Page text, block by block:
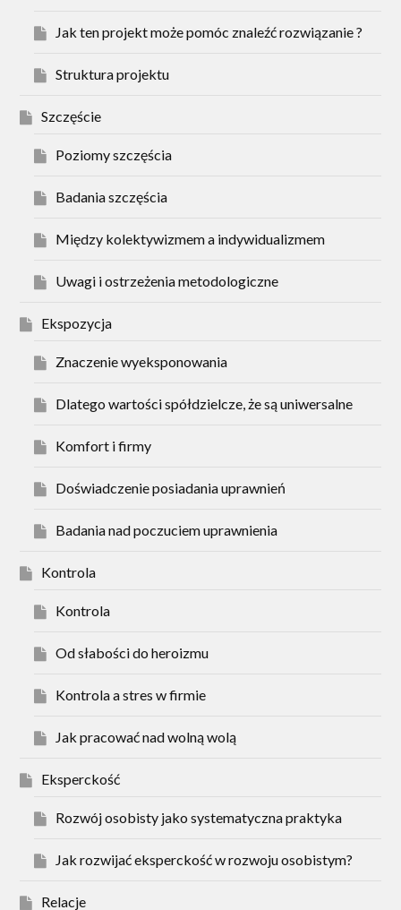
Jak ten projekt może pomóc znaleźć rozwiązanie ?
Struktura projektu
Szczęście
Poziomy szczęścia
Badania szczęścia
Między kolektywizmem a indywidualizmem
Uwagi i ostrzeżenia metodologiczne
Ekspozycja
Znaczenie wyeksponowania
Dlatego wartości spółdzielcze, że są uniwersalne
Komfort i firmy
Doświadczenie posiadania uprawnień
Badania nad poczuciem uprawnienia
Kontrola
Kontrola
Od słabości do heroizmu
Kontrola a stres w firmie
Jak pracować nad wolną wolą
Eksperckość
Rozwój osobisty jako systematyczna praktyka
Jak rozwijać eksperckość w rozwoju osobistym?
Relacje